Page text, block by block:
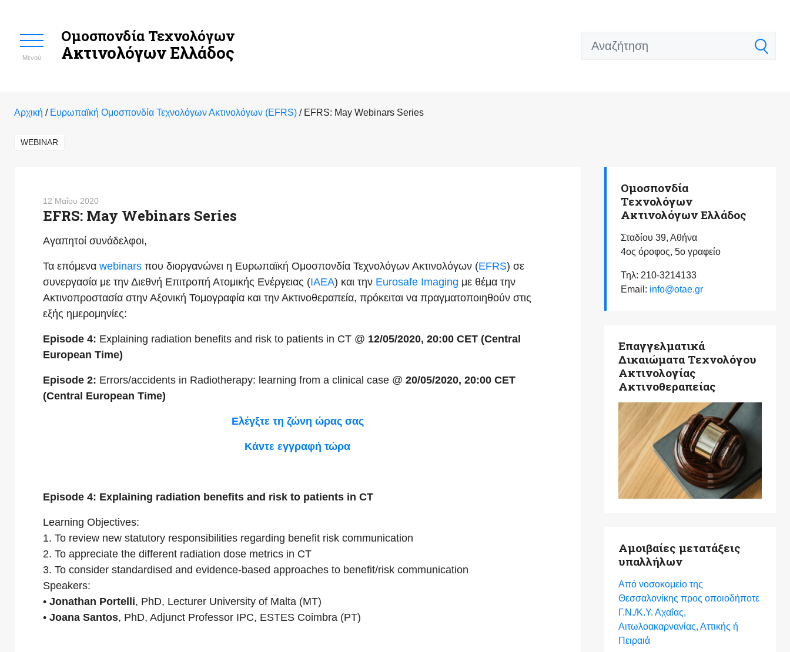
Μενού
Ομοσπονδία Τεχνολόγων
Ακτινολόγων Ελλάδος
Αρχική / Ευρωπαϊκή Ομοσπονδία Τεχνολόγων Ακτινολόγων (EFRS) / EFRS: May Webinars Series
WEBINAR
12 Μαΐου 2020
EFRS: May Webinars Series
Αγαπητοί συνάδελφοι,
Τα επόμενα webinars που διοργανώνει η Ευρωπαϊκή Ομοσπονδία Τεχνολόγων Ακτινολόγων (EFRS) σε
συνεργασία με την Διεθνή Επιτροπή Ατομικής Ενέργειας (IAEA) και την Eurosafe Imaging με θέμα την
Ακτινοπροστασία στην Αξονική Τομογραφία και την Ακτινοθεραπεία, πρόκειται να πραγματοποιηθούν στις
εξής ημερομηνίες:
Episode 4: Explaining radiation benefits and risk to patients in CT @ 12/05/2020, 20:00 CET (Central
European Time)
Episode 2: Errors/accidents in Radiotherapy: learning from a clinical case @ 20/05/2020, 20:00 CET
(Central European Time)
Ελέγξτε τη ζώνη ώρας σας
Κάντε εγγραφή τώρα
Episode 4: Explaining radiation benefits and risk to patients in CT
Learning Objectives:
1. To review new statutory responsibilities regarding benefit risk communication
2. To appreciate the different radiation dose metrics in CT
3. To consider standardised and evidence-based approaches to benefit/risk communication
Speakers:
• Jonathan Portelli, PhD, Lecturer University of Malta (MT)
• Joana Santos, PhD, Adjunct Professor IPC, ESTES Coimbra (PT)
Ομοσπονδία
Τεχνολόγων
Ακτινολόγων Ελλάδος
Σταδίου 39, Αθήνα
4ος όροφος, 5ο γραφείο
Τηλ: 210-3214133
Email: info@otae.gr
Επαγγελματικά
Δικαιώματα Τεχνολόγου
Ακτινολογίας
Ακτινοθεραπείας
Αμοιβαίες μετατάξεις
υπαλλήλων
Από νοσοκομείο της
Θεσσαλονίκης προς οποιοδήποτε
Γ.Ν./Κ.Υ. Αχαΐας,
Αιτωλοακαρνανίας, Αττικής ή
Πειραιά